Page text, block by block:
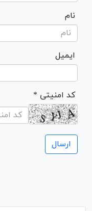
نام
ایمیل
* کد امنیتی